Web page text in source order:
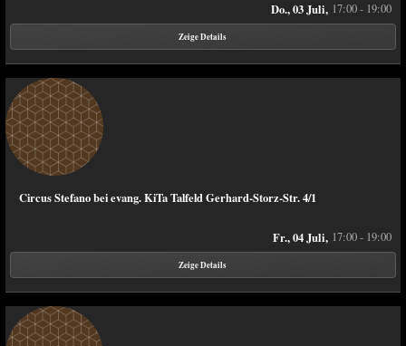
Do., 03 Juli, 17:00 - 19:00
Zeige Details
Circus Stefano bei evang. KiTa Talfeld Gerhard-Storz-Str. 4/1
Fr., 04 Juli, 17:00 - 19:00
Zeige Details